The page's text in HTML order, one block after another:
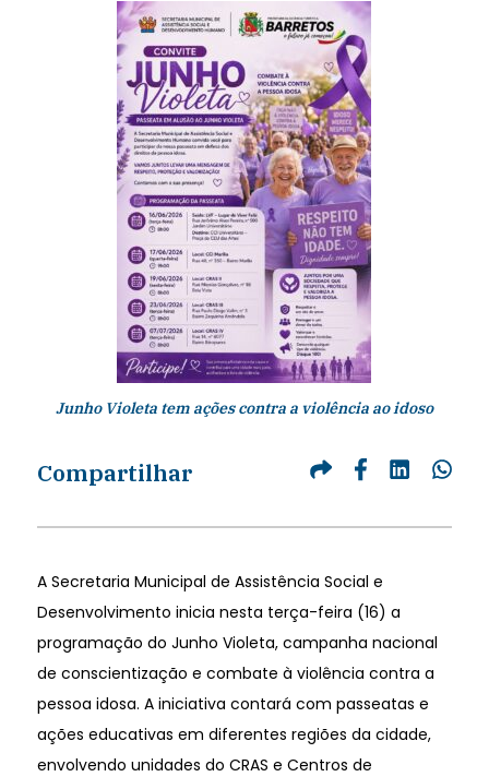
Junho Violeta tem ações contra a violência ao idoso
Compartilhar
A Secretaria Municipal de Assistência Social e
Desenvolvimento inicia nesta terça-feira (16) a
programação do Junho Violeta, campanha nacional
de conscientização e combate à violência contra a
pessoa idosa. A iniciativa contará com passeatas e
ações educativas em diferentes regiões da cidade,
envolvendo unidades do CRAS e Centros de